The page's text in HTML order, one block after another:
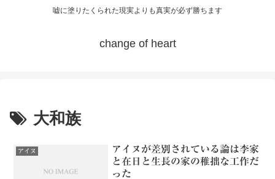
嘘に塗りたくられた現実よりも真実が必ず勝ちます
change of heart
大和族
アイヌ
アイヌが差別されている論は李家
と在日と生長の家の稚拙な工作だ
った